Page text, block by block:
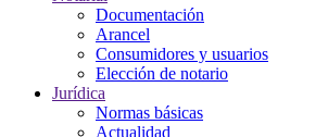
Documentación
Arancel
Consumidores y usuarios
Elección de notario
Jurídica
Normas básicas
Actualidad